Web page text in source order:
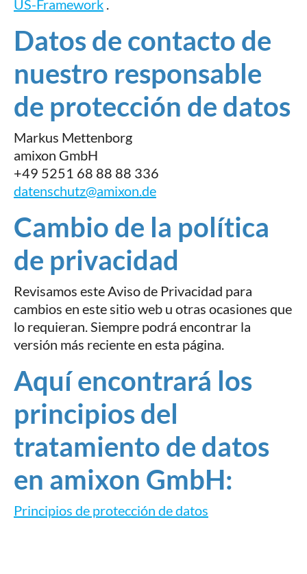
US-Framework .
Datos de contacto de
nuestro responsable
de protección de datos
Markus Mettenborg
amixon GmbH
+49 5251 68 88 88 336
datenschutz@amixon.de
Cambio de la política
de privacidad
Revisamos este Aviso de Privacidad para
cambios en este sitio web u otras ocasiones que
lo requieran. Siempre podrá encontrar la
versión más reciente en esta página.
Aquí encontrará los
principios del
tratamiento de datos
en amixon GmbH:
Principios de protección de datos